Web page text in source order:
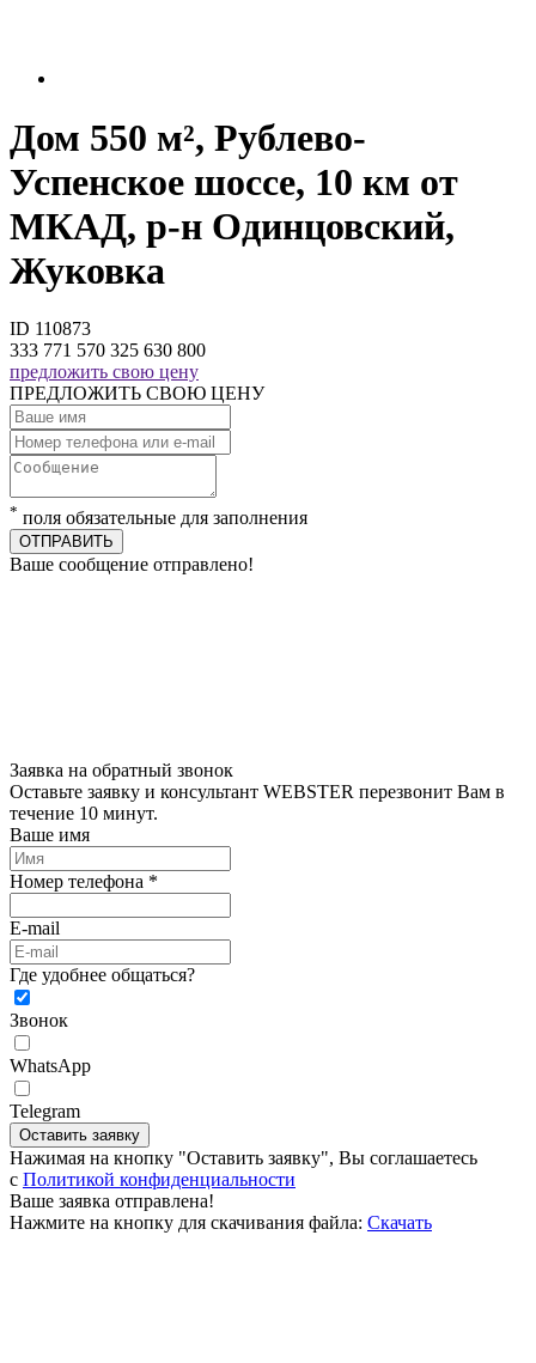
Дом 550 м², Рублево-
Успенское шоссе, 10 км от
МКАД, р-н Одинцовский,
Жуковка
ID 110873
333 771 570 325 630 800
предложить свою цену
ПРЕДЛОЖИТЬ СВОЮ ЦЕНУ
* поля обязательные для заполнения
ОТПРАВИТЬ
Ваше сообщение отправлено!
Заявка на обратный звонок
Оставьте заявку и консультант WEBSTER перезвонит Вам в
течение 10 минут.
Ваше имя
Номер телефона *
E-mail
Где удобнее общаться?
Звонок
WhatsApp
Telegram
Оставить заявку
Нажимая на кнопку "Оставить заявку", Вы соглашаетесь
c Политикой конфиденциальности
Ваше заявка отправлена!
Нажмите на кнопку для скачивания файла: Скачать